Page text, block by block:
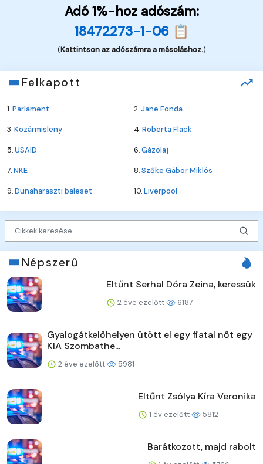
Adó 1%-hoz adószám:
18472273-1-06 📋
(Kattintson az adószámra a másoláshoz.)
Felkapott
1.Parlament 2.Jane Fonda
3.Kozármisleny 4.Roberta Flack
5.USAID 6.Gázolaj
7.NKE 8.Szőke Gábor Miklós
9.Dunaharaszti baleset 10.Liverpool
Népszerű
Eltűnt Serhal Dóra Zeina, keressük
2 éve ezelőtt 6187
Gyalogátkelőhelyen ütött el egy fiatal nőt egy
KIA Szombathe...
2 éve ezelőtt 5981
Eltűnt Zsólya Kíra Veronika
1 év ezelőtt 5812
Barátkozott, majd rabolt